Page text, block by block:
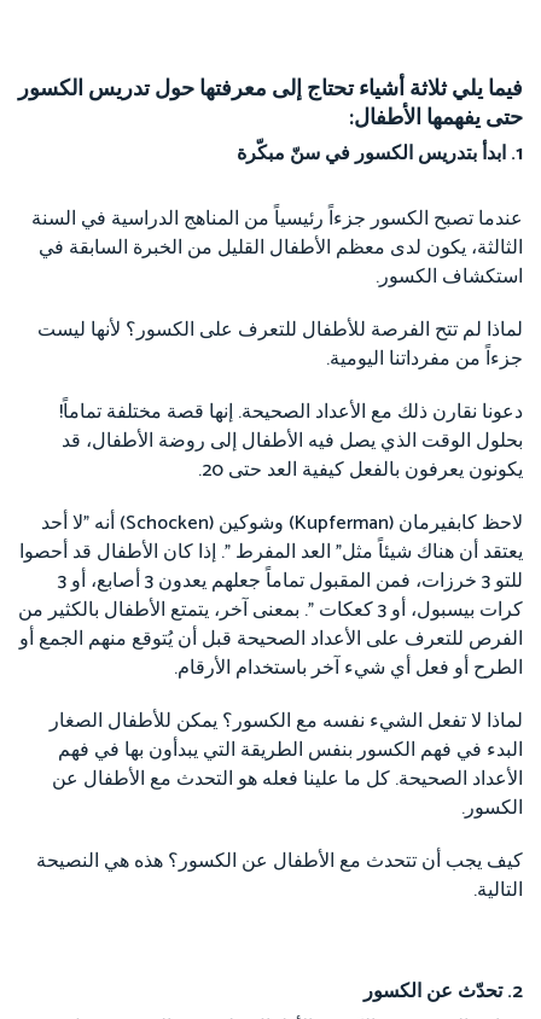
فيما يلي ثلاثة أشياء تحتاج إلى معرفتها حول تدريس الكسور
حتى يفهمها الأطفال:
1. ابدأ بتدريس الكسور في سنّ مبكّرة
عندما تصبح الكسور جزءاً رئيسياً من المناهج الدراسية في السنة
الثالثة، يكون لدى معظم الأطفال القليل من الخبرة السابقة في
استكشاف الكسور.
لماذا لم تتح الفرصة للأطفال للتعرف على الكسور؟ لأنها ليست
جزءاً من مفرداتنا اليومية.
دعونا نقارن ذلك مع الأعداد الصحيحة. إنها قصة مختلفة تماماً!
بحلول الوقت الذي يصل فيه الأطفال إلى روضة الأطفال، قد
يكونون يعرفون بالفعل كيفية العد حتى 20.
لاحظ كابفيرمان (Kupferman) وشوكين (Schocken) أنه "لا أحد
يعتقد أن هناك شيئاً مثل" العد المفرط ". إذا كان الأطفال قد أحصوا
للتو 3 خرزات، فمن المقبول تماماً جعلهم يعدون 3 أصابع، أو 3
كرات بيسبول، أو 3 كعكات ". بمعنى آخر، يتمتع الأطفال بالكثير من
الفرص للتعرف على الأعداد الصحيحة قبل أن يُتوقع منهم الجمع أو
الطرح أو فعل أي شيء آخر باستخدام الأرقام.
لماذا لا تفعل الشيء نفسه مع الكسور؟ يمكن للأطفال الصغار
البدء في فهم الكسور بنفس الطريقة التي يبدأون بها في فهم
الأعداد الصحيحة. كل ما علينا فعله هو التحدث مع الأطفال عن
الكسور.
كيف يجب أن تتحدث مع الأطفال عن الكسور؟ هذه هي النصيحة
التالية.
2. تحدّث عن الكسور